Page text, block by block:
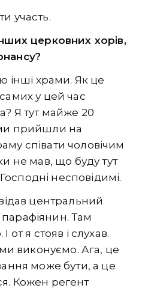
участь.
церковних хорів,
інші храми. Як це
у цей час
Я тут майже 20
прийшли на
співати чоловічим
не мав, що буду тут
несповідимі.
центральний
Там
от я стояв і слухав.
ми виконуємо. Ага, це
може бути, а це
Кожен регент